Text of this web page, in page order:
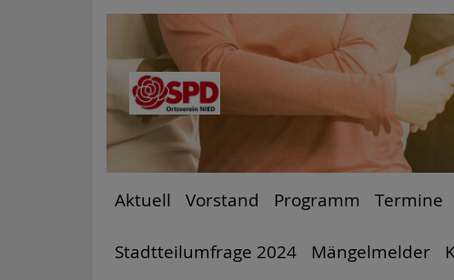
Aktuell Vorstand Programm Termine
Stadtteilumfrage 2024 Mängelmelder